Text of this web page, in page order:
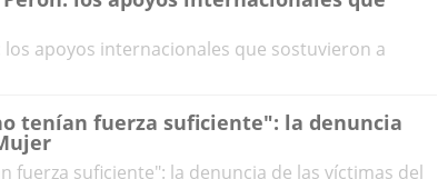
apoyos internacionales que sostuvieron a
tenían fuerza suficiente": la denuncia
suficiente": la denuncia de las víctimas del